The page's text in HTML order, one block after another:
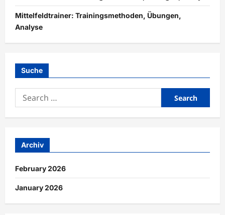
Mittelfeldtrainer: Trainingsmethoden, Übungen,
Analyse
Suche
Search
for:
Archiv
February 2026
January 2026